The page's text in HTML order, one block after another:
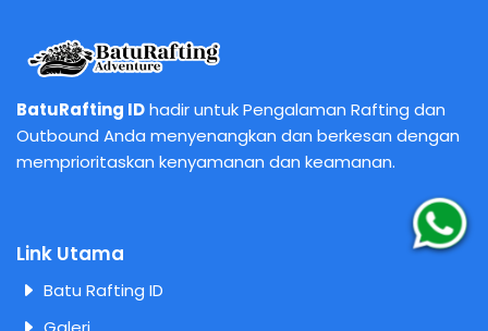
BatuRafting IDhadir untuk Pengalaman Rafting dan
Outbound Anda menyenangkan dan berkesan dengan
memprioritaskan kenyamanan dan keamanan.
Link Utama
Batu Rafting ID